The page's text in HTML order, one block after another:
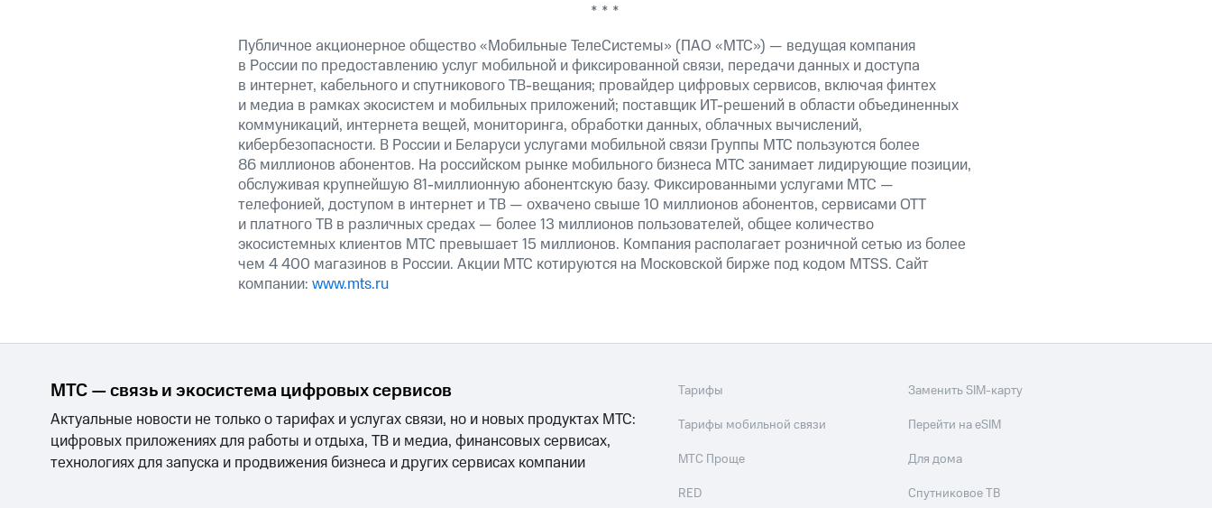
* * *
Публичное акционерное общество «Мобильные ТелеСистемы» (ПАО «МТС») — ведущая компания
в России по предоставлению услуг мобильной и фиксированной связи, передачи данных и доступа
в интернет, кабельного и спутникового ТВ-вещания; провайдер цифровых сервисов, включая финтех
и медиа в рамках экосистем и мобильных приложений; поставщик ИТ-решений в области объединенных
коммуникаций, интернета вещей, мониторинга, обработки данных, облачных вычислений,
кибербезопасности. В России и Беларуси услугами мобильной связи Группы МТС пользуются более
86 миллионов абонентов. На российском рынке мобильного бизнеса МТС занимает лидирующие позиции,
обслуживая крупнейшую 81-миллионную абонентскую базу. Фиксированными услугами МТС —
телефонией, доступом в интернет и ТВ — охвачено свыше 10 миллионов абонентов, сервисами OTT
и платного ТВ в различных средах — более 13 миллионов пользователей, общее количество
экосистемных клиентов МТС превышает 15 миллионов. Компания располагает розничной сетью из более
чем 4 400 магазинов в России. Акции МТС котируются на Московской бирже под кодом MTSS. Сайт
компании: www.mts.ru
МТС — связь и экосистема цифровых сервисов
Актуальные новости не только о тарифах и услугах связи, но и новых продуктах МТС:
цифровых приложениях для работы и отдыха, ТВ и медиа, финансовых сервисах,
технологиях для запуска и продвижения бизнеса и других сервисах компании
Тарифы
Тарифы мобильной связи
МТС Проще
RED
Заменить SIM-карту
Перейти на eSIM
Для дома
Спутниковое ТВ